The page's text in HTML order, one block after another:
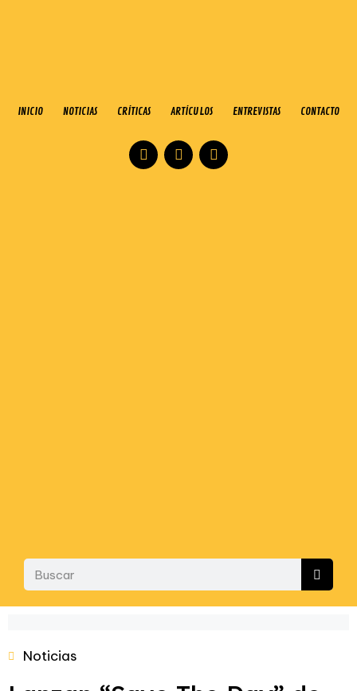
INICIO NOTICIAS CRÍTICAS ARTÍCULOS ENTREVISTAS CONTACTO
Noticias